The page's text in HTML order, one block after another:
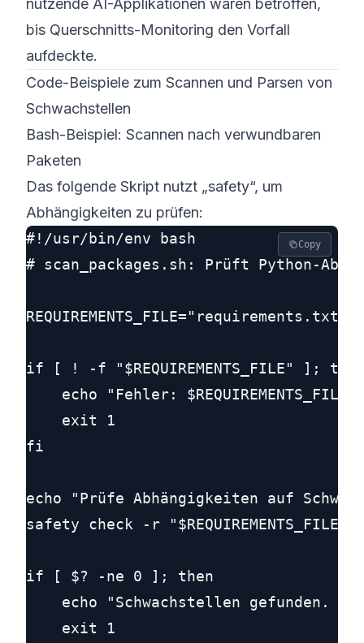
nutzende AI-Applikationen waren betroffen,
bis Querschnitts-Monitoring den Vorfall
aufdeckte.
Code-Beispiele zum Scannen und Parsen von
Schwachstellen
Bash-Beispiel: Scannen nach verwundbaren
Paketen
Das folgende Skript nutzt „safety“, um
Abhängigkeiten zu prüfen:
#!/usr/bin/env bash
# scan_packages.sh: Prüft Python-
REQUIREMENTS_FILE="requirements.txt"
if [ ! -f "$REQUIREMENTS_FILE" ];
echo "Fehler: $REQUIREMENTS_FILE
    exit 1
fi
echo "Prüfe Abhängigkeiten auf
safety check -r
if [ $? -ne 0 ]; then
echo "Schwachstellen gefunden.
    exit 1
Copy